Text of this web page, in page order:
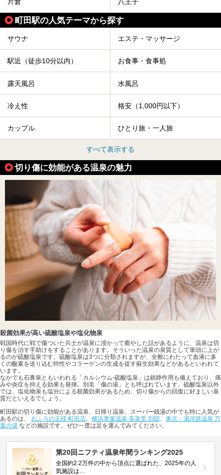
町田駅の人気テーマから探す
サウナ エステ・マッサージ
駅近（徒歩10分以内） お食事・食事処
露天風呂 水風呂
冷え性 格安（1,000円以下）
カップル ひとり旅・一人旅
すべて表示する
切り傷に効能がある温泉の魅力
殺菌効果が高い硫酸塩泉や塩化物泉
戦国時代に戦で傷ついた兵士が温泉に浸かって癒やした話があるように、温泉は切
り傷を治す手助けをすることがあります。そういった温泉の泉質として筆頭に上が
るのが硫酸塩泉です。硫酸塩泉は3つに分類されますが、全般にわたって血液に多
くの酸素を送り込む特性やコラーゲンの生成を促す蘇生効果などがあるといわれて
います。
なかでも石膏泉ともいわれる「カルシウム-硫酸塩泉」は鎮静作用も備えており、痛
みや炎症を抑える効果も発揮。別名「傷の湯」とも呼ばれています。硫酸塩泉以外
では、塩化物泉も塩分による殺菌効果があるため、切り傷からの回復に好ましい泉
質だといえるでしょう。
町田駅の切り傷に効能がある温泉、日帰り温泉、スーパー銭湯の中でも特に人気が
あるのは、 おふろの王様 町田店、 横浜青葉温泉 喜楽里 別邸、 東京・湯河原温泉 万
葉の湯 などの施設です。ぜひ一度は足を運んでみてください。
第20回ニフティ温泉年間ランキング2025
全国約2.2万件の中から頂点に選ばれた、2025年の人
気施設は…